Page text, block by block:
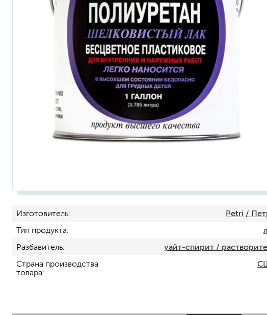
под штукатурку
для паркета и деревянного пола
для стен, потолков
для мебели
яхтные
для бани и сауны
Изготовитель Petri /
Тип продукта
Разбавитель
уайт-спирит /
Страна производства
товара